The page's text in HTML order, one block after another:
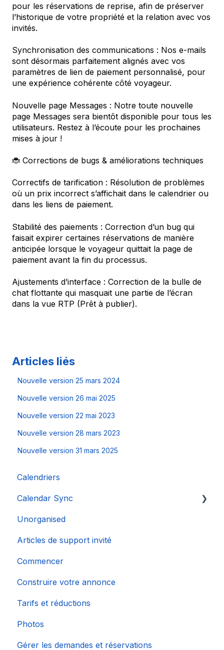
pour les réservations de reprise, afin de préserver
l’historique de votre propriété et la relation avec vos
invités.
Synchronisation des communications : Nos e-mails
sont désormais parfaitement alignés avec vos
paramètres de lien de paiement personnalisé, pour
une expérience cohérente côté voyageur.
Nouvelle page Messages : Notre toute nouvelle
page Messages sera bientôt disponible pour tous les
utilisateurs. Restez à l’écoute pour les prochaines
mises à jour !
🐞 Corrections de bugs & améliorations techniques
Correctifs de tarification : Résolution de problèmes
où un prix incorrect s’affichait dans le calendrier ou
dans les liens de paiement.
Stabilité des paiements : Correction d’un bug qui
faisait expirer certaines réservations de manière
anticipée lorsque le voyageur quittait la page de
paiement avant la fin du processus.
Ajustements d’interface : Correction de la bulle de
chat flottante qui masquait une partie de l’écran
dans la vue RTP (Prêt à publier).
Articles liés
Nouvelle version 25 mars 2024
Nouvelle version 26 mai 2025
Nouvelle version 22 mai 2023
Nouvelle version 28 mars 2023
Nouvelle version 31 mars 2025
Calendriers
Calendar Sync
Importation de calendriers populaires
Unorganised
Articles de support invité
Commencer
Construire votre annonce
Tarifs et réductions
Photos
Gérer les demandes et réservations